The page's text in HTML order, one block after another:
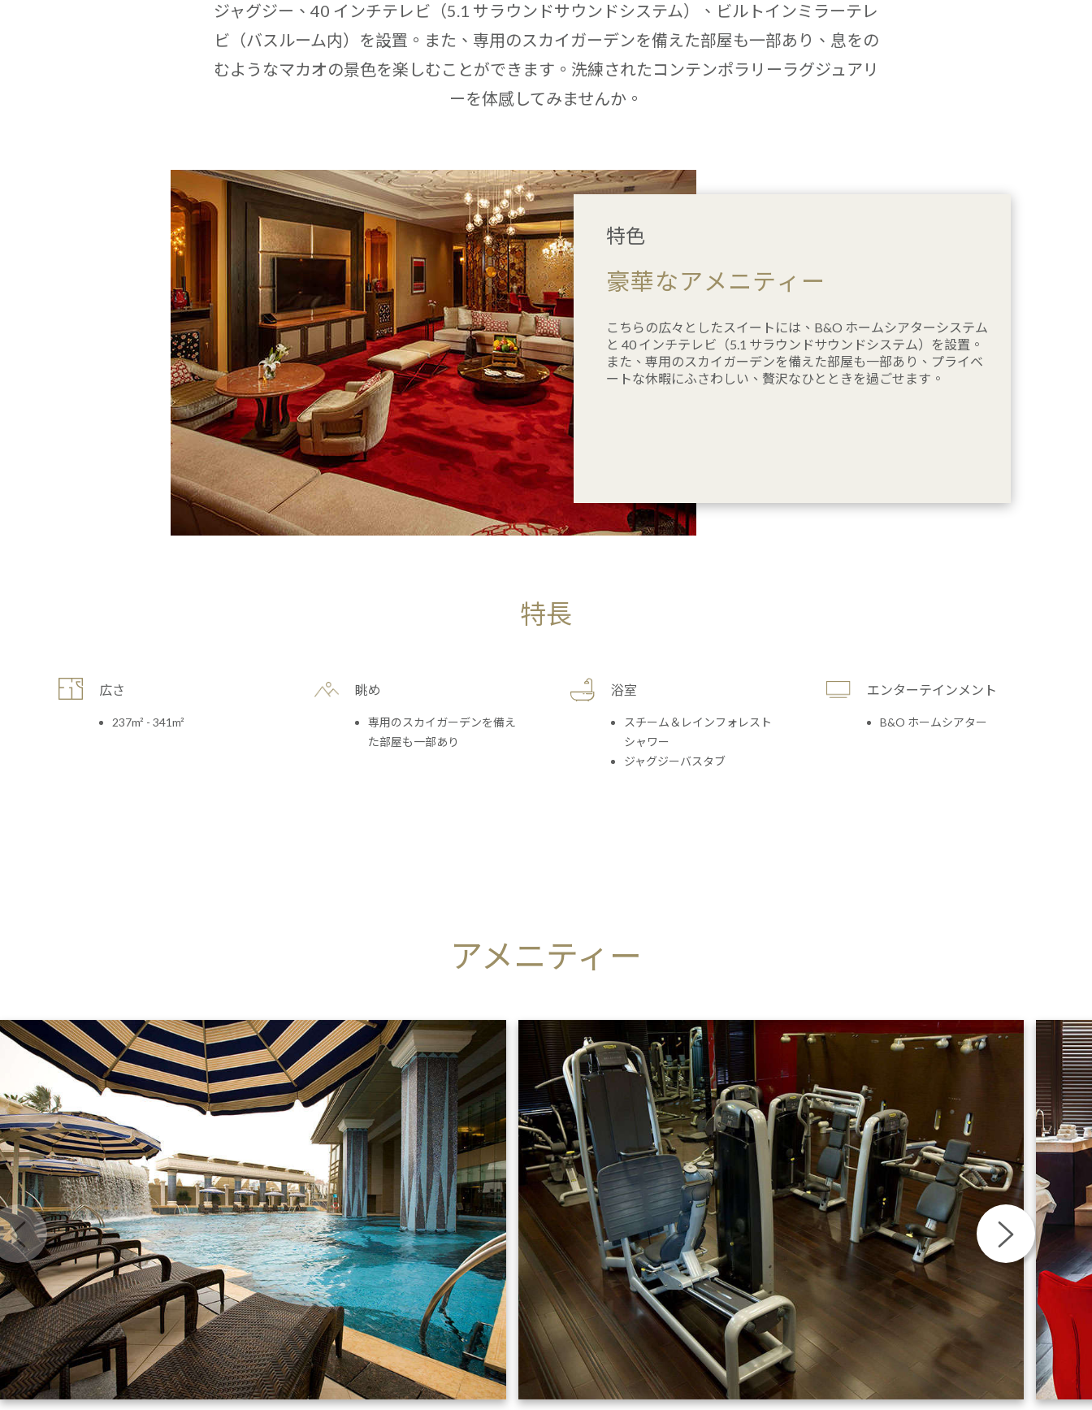
ジャグジー、40 インチテレビ（5.1 サラウンドサウンドシステム）、ビルトインミラーテレ
ビ（バスルーム内）を設置。また、専用のスカイガーデンを備えた部屋も一部あり、息をの
むようなマカオの景色を楽しむことができます。洗練されたコンテンポラリーラグジュアリ
ーを体感してみませんか。
特色
豪華なアメニティー
こちらの広々としたスイートには、B&O ホームシアターシステム
と 40 インチテレビ（5.1 サラウンドサウンドシステム）を設置。
また、専用のスカイガーデンを備えた部屋も一部あり、プライベ
ートな休暇にふさわしい、贅沢なひとときを過ごせます。
特長
広さ
237m² - 341m²
眺め
専用のスカイガーデンを備え
た部屋も一部あり
浴室
スチーム＆レインフォレスト
シャワー
ジャグジーバスタブ
エンターテインメント
B&O ホームシアター
アメニティー